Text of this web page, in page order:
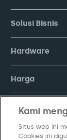
Solusi Bisnis
Hardware
Harga
FAQ
Company
Kami
Situs web ini
Cookies ini